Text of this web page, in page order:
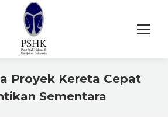
Proyek Kereta Cepat
Sementara